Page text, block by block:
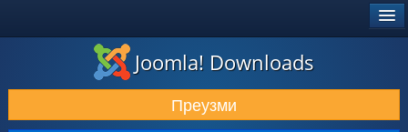
ПРЕУЗИМАЊЕ И ПРОШИРЕЊА (ЕКСТЕНЗИЈЕ)
ОТКРИЈТЕ И НАУЧИТЕ
Joomla! Downloads
Преузми